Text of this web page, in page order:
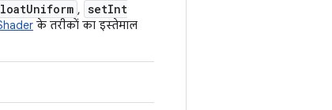
Uniform , setInt
के तरीकों का इस्तेमाल